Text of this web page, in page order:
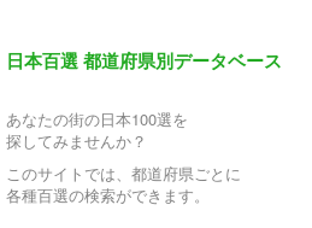
日本百選 都道府県別データベース
あなたの街の日本100選を
探してみませんか？
このサイトでは、都道府県ごとに
各種百選の検索ができます。